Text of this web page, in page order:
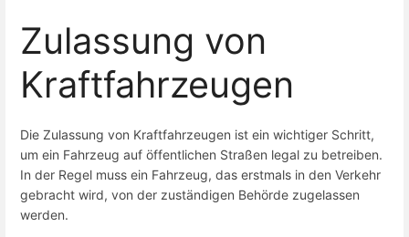
Zulassung von
Kraftfahrzeugen
Die Zulassung von Kraftfahrzeugen ist ein wichtiger Schritt,
um ein Fahrzeug auf öffentlichen Straßen legal zu betreiben.
In der Regel muss ein Fahrzeug, das erstmals in den Verkehr
gebracht wird, von der zuständigen Behörde zugelassen
werden.